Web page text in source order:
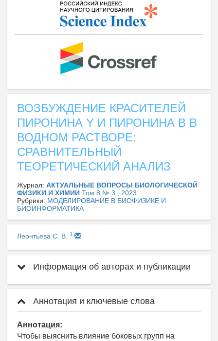
ВОЗБУЖДЕНИЕ КРАСИТЕЛЕЙ
ПИРОНИНА Y И ПИРОНИНА В В
ВОДНОМ РАСТВОРЕ:
СРАВНИТЕЛЬНЫЙ
ТЕОРЕТИЧЕСКИЙ АНАЛИЗ
Журнал: АКТУАЛЬНЫЕ ВОПРОСЫ БИОЛОГИЧЕСКОЙ
ФИЗИКИ И ХИМИИ Том 8 № 3 , 2023
Рубрики: МОДЕЛИРОВАНИЕ В БИОФИЗИКЕ И
БИОИНФОРМАТИКА
Леонтьева С. В. 1
Информация об авторах и публикации
Аннотация и ключевые слова
Аннотация:
Чтобы выяснить влияние боковых групп на